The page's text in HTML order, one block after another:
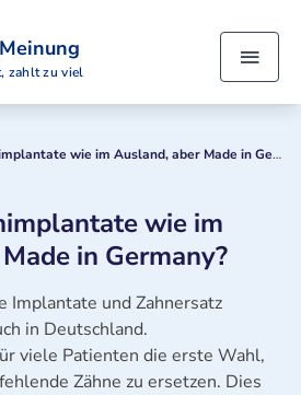
zahlt zu viel
Günstige Zahnimplantate wie im Ausland, aber Made in Germany?
wie im
in Germany?
Implantate und Zahnersatz
in Deutschland.
viele Patienten die erste Wahl,
Zähne zu ersetzen. Dies